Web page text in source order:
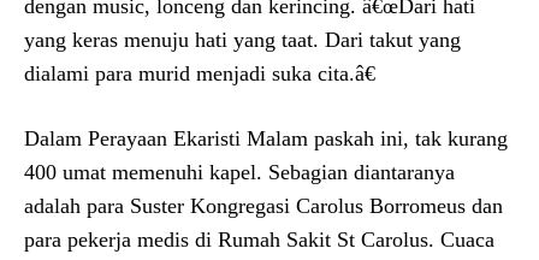
dengan music, lonceng dan kerincing. â€œDari hati
yang keras menuju hati yang taat. Dari takut yang
dialami para murid menjadi suka cita.â€
Dalam Perayaan Ekaristi Malam paskah ini, tak kurang
400 umat memenuhi kapel. Sebagian diantaranya
adalah para Suster Kongregasi Carolus Borromeus dan
para pekerja medis di Rumah Sakit St Carolus. Cuaca